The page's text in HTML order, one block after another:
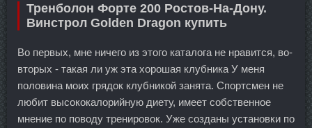
Тренболон Форте 200 Ростов-На-Дону.
Винстрол Golden Dragon купить
Во первых, мне ничего из этого каталога не нравится, во-
вторых - такая ли уж эта хорошая клубника У меня
половина моих грядок клубникой занята. Спортсмен не
любит высококалорийную диету, имеет собственное
мнение по поводу тренировок. Уже созданы установки по